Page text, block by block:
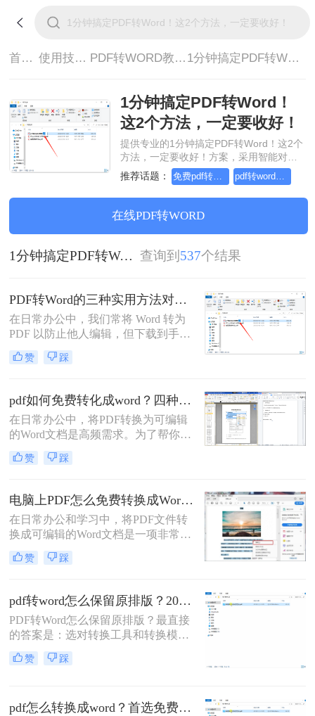
首页> 使用技巧> PDF转WORD教程> 1分钟搞定PDF转Word！这2个方法，一定要收好！
1分钟搞定PDF转Word！
这2个方法，一定要收好！
提供专业的1分钟搞定PDF转Word！这2个
方法，一定要收好！方案，采用智能对象
流重构技术，确保文档1:1高保真还原且排
版不乱码。支持一键批量处理，全链路
SSL 加密保障隐私安全。助您快速实现1分
钟搞定PDF转Word！这2个方法，一定要
收好！，无需安装，高效办公。
推荐话题： 免费pdf转word的三种方法
在线PDF转WORD
1分钟搞定PDF转Word！这2个方法，一定要收好！ 查询到 537个结果
PDF转Word的三种实用方法对比：可编辑、保格式、避风险！
在日常办公中，我们常将 Word 转为
PDF 以防止他人编辑，但下载到手的
PDF 往往又需要修改内容，这时就不
得不将 PDF 再转回 Word。然而，很
错乱，要么工具捆绑广告，甚至文件
受损。那么 PDF 如何改成 Word 文
档？本文从 转换质量、操作难度、文
件安全、批量能力 四个维度，对比三
种主流方法，帮助您快速选出最合适
的那一种。
赞 踩
pdf如何免费转化成word？四种方法对比与实操指南（附详细表格）
在日常办公中，将PDF转换为可编辑
的Word文档是高频需求。为了帮你快
速选出最适合自己的方案，下表汇总
了四种主流免费方法的核心差异：
赞 踩
电脑上PDF怎么免费转换成Word？四种方法对比与实操指南（附详细表格）!
在日常办公和学习中，将PDF文件转
换成可编辑的Word文档是一项非常高
频的需求。PDF虽然版式固定、不易
篡改，但编辑修改较为困难，而Word
为了帮你快速选出最适合自己的转换
方式，下表汇总了四种主流免费方法
的核心差异：
赞 踩
pdf转word怎么保留原排版？2026最新实测，这5种方法从免费到专业全搞定！
PDF转Word怎么保留原排版？最直接
的答案是：选对转换工具和转换模式
——可编辑PDF优先用Word直接打开
或专业转换软件的“排版优先”模式，
排版错乱、表格移位、字体变样等问
赞 踩
pdf怎么转换成word？首选免费工具，复杂文件再上专业软件！